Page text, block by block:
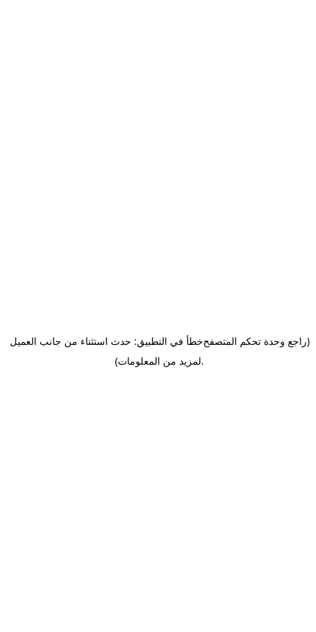
خطأ في التطبيق: حدث استثناء من جانب العميل(راجع وحدة تحكم المتصفح
لمزيد من المعلومات).